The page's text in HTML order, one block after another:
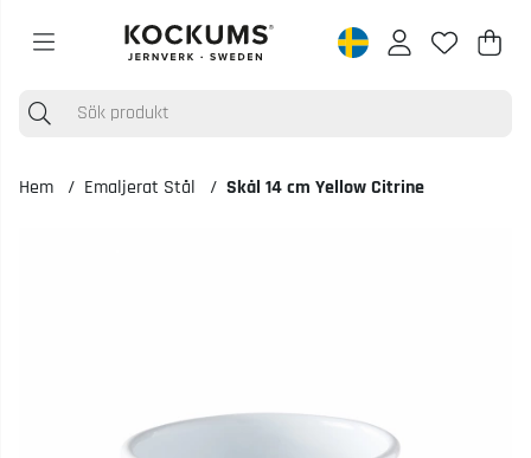
.
Hem Emaljerat Stål Skål 14 cm Yellow Citrine